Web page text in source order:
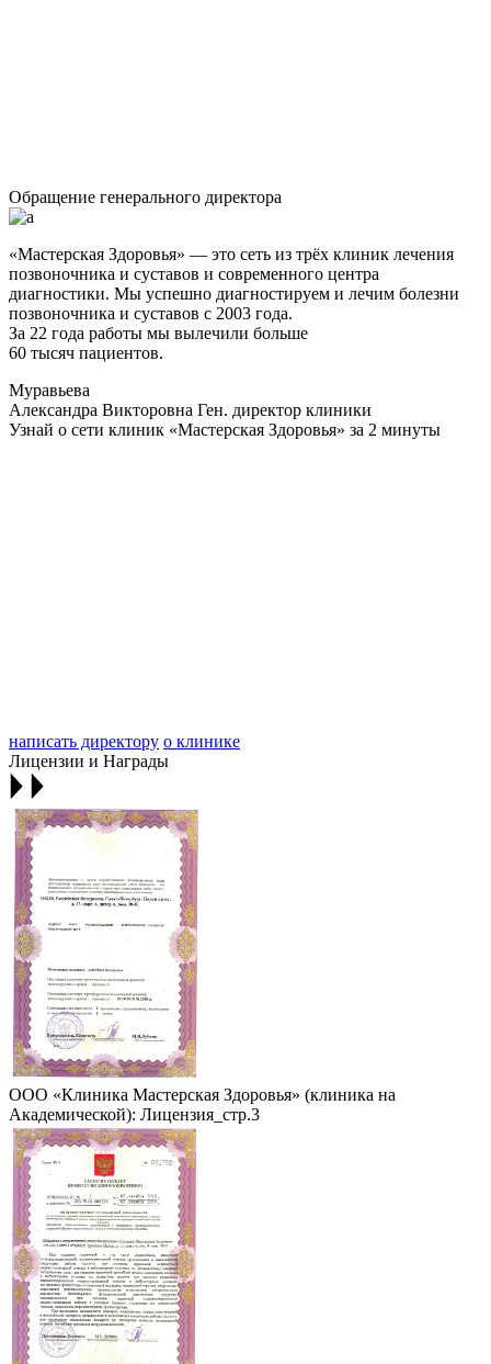
Обращение генерального директора
«Мастерская Здоровья» — это сеть из трёх клиник лечения
позвоночника и суставов и современного центра
диагностики. Мы успешно диагностируем и лечим болезни
позвоночника и суставов с 2003 года.
За 22 года работы мы вылечили больше
60 тысяч пациентов.
Муравьева
Александра Викторовна Ген. директор клиники
Узнай о сети клиник «Мастерская Здоровья» за 2 минуты
написать директору о клинике
Лицензии и Награды
ООО «Клиника Мастерская Здоровья» (клиника на
Академической): Лицензия_стр.3